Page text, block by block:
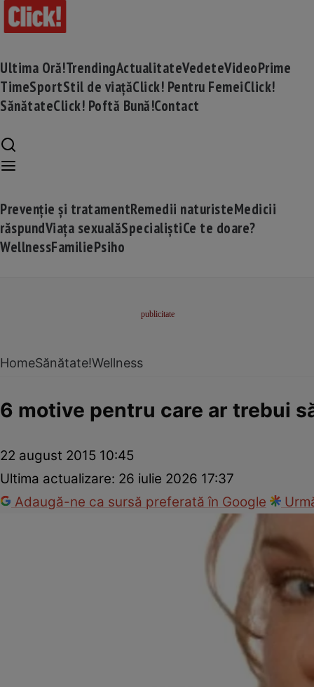
Ultima Oră!TrendingActualitateVedeteVideoPrime
TimeSportStil de viațăClick! Pentru FemeiClick!
SănătateClick! Poftă Bună!Contact
Prevenție și tratamentRemedii naturisteMedicii
răspundViața sexualăSpecialiștiCe te doare?
WellnessFamiliePsiho
HomeSănătate!Wellness
6 motive pentru care ar trebui
22 august 2015 10:45
Ultima actualizare: 26 iulie 2026 17:37
Adaugă-ne ca sursă preferată în Google